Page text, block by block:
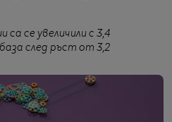
се увеличили с 3,4
след ръст от 3,2